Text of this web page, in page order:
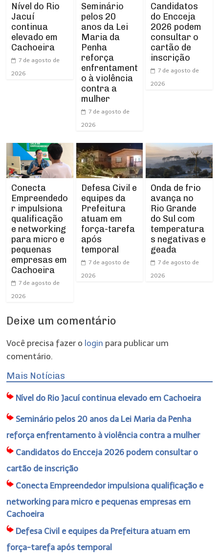
Nível do Rio
Jacuí
continua
elevado em
Cachoeira
7 de agosto de
2026
Seminário
pelos 20
anos da Lei
Maria da
Penha
reforça
enfrentament
o à violência
contra a
mulher
7 de agosto de
2026
Candidatos
do Encceja
2026 podem
consultar o
cartão de
inscrição
7 de agosto de
2026
Conecta
Empreendedo
r impulsiona
qualificação
e networking
para micro e
pequenas
empresas em
Cachoeira
7 de agosto de
2026
Defesa Civil e
equipes da
Prefeitura
atuam em
força-tarefa
após
temporal
7 de agosto de
2026
Onda de frio
avança no
Rio Grande
do Sul com
temperatura
s negativas e
geada
7 de agosto de
2026
Deixe um comentário
Você precisa fazer o login para publicar um
comentário.
Mais Notícias
Nível do Rio Jacuí continua elevado em Cachoeira
Seminário pelos 20 anos da Lei Maria da Penha
reforça enfrentamento à violência contra a mulher
Candidatos do Encceja 2026 podem consultar o
cartão de inscrição
Conecta Empreendedor impulsiona qualificação e
networking para micro e pequenas empresas em
Cachoeira
Defesa Civil e equipes da Prefeitura atuam em
força-tarefa após temporal